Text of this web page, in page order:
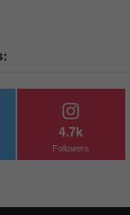
4.7k
Followers